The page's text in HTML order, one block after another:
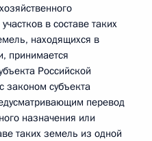
в составе таких
находящихся в
принимается
Российской
законом субъекта
перевод
назначения или
таких земель из одной